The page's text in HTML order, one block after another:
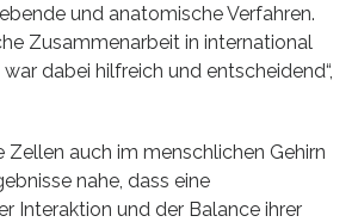
und anatomische Verfahren.
Zusammenarbeit in international
dabei hilfreich und entscheidend“,
Zellen auch im menschlichen Gehirn
nahe, dass eine
Interaktion und der Balance ihrer